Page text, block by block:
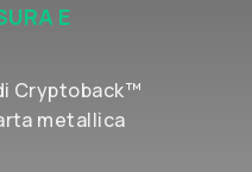
E
Cryptoback™
metallica